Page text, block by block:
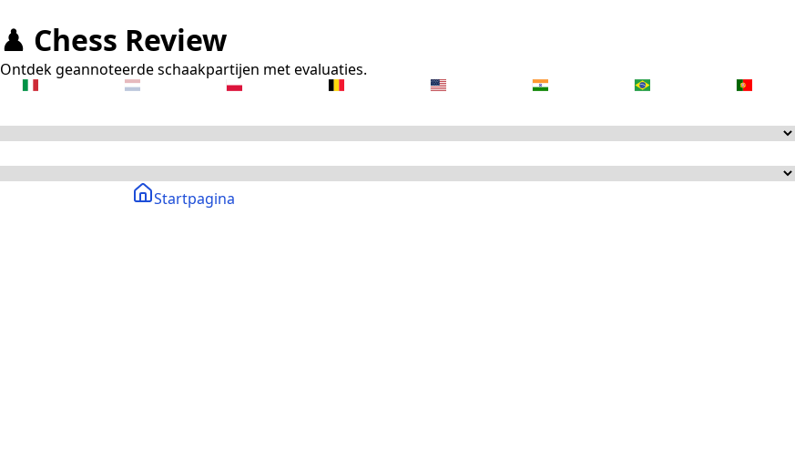
♟ Chess Review
Ontdek geannoteerde schaakpartijen met evaluaties.
Startpagina